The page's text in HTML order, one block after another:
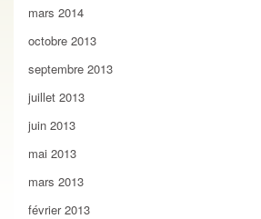
mars 2014
octobre 2013
septembre 2013
juillet 2013
juin 2013
mai 2013
mars 2013
février 2013